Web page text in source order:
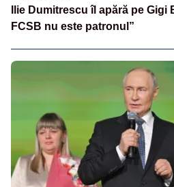
Ilie Dumitrescu îl apără pe Gigi
FCSB nu este patronul”